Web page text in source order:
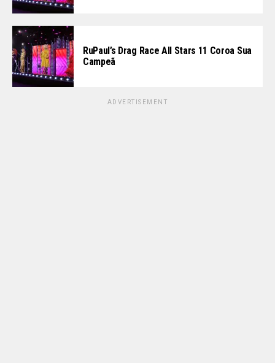
RuPaul’s Drag Race All Stars 11 Coroa Sua
Campeã
ADVERTISEMENT